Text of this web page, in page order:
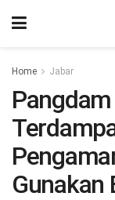
Home Jabar
Gunakan